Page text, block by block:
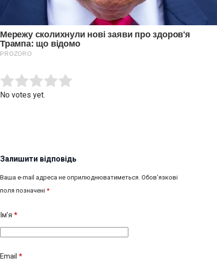
Rate this item:
No votes yet.
Залишити відповідь
Ваша e-mail адреса не оприлюднюватиметься. Обов’язкові
поля позначені *
Ім’я *
Email *